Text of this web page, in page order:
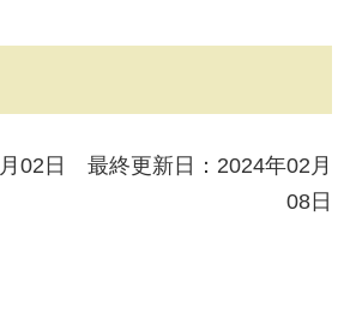
02日 最終更新日：2024年02月
08日